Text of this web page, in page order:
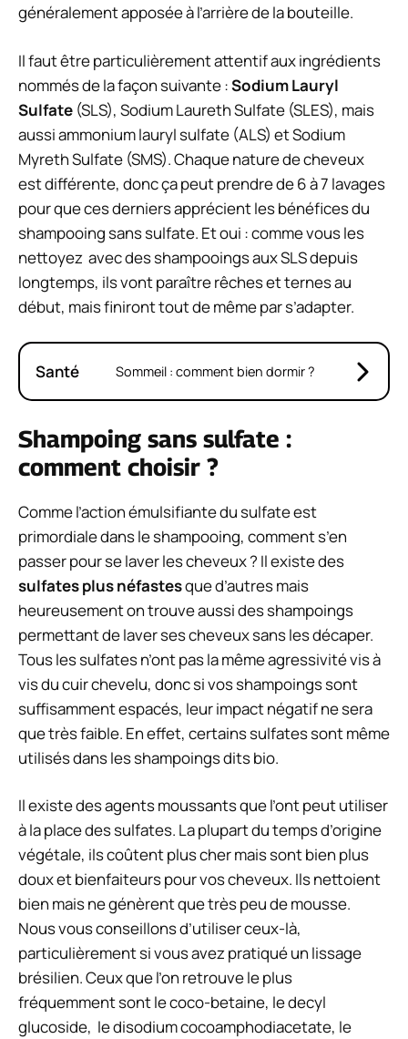
généralement apposée à l’arrière de la bouteille.
Il faut être particulièrement attentif aux ingrédients
nommés de la façon suivante :Sodium Lauryl
Sulfate (SLS), Sodium Laureth Sulfate (SLES), mais
aussi ammonium lauryl sulfate (ALS) et Sodium
Myreth Sulfate (SMS). Chaque nature de cheveux
est différente, donc ça peut prendre de 6 à 7 lavages
pour que ces derniers apprécient les bénéfices du
shampooing sans sulfate. Et oui : comme vous les
nettoyez avec des shampooings aux SLS depuis
longtemps, ils vont paraître rêches et ternes au
début, mais finiront tout de même par s’adapter.
Santé Sommeil : comment bien dormir ?
Shampoing sans sulfate :
comment choisir ?
Comme l’action émulsifiante du sulfate est
primordiale dans le shampooing, comment s’en
passer pour se laver les cheveux ? Il existe des
sulfates plus néfastesque d’autres mais
heureusement on trouve aussi des shampoings
permettant de laver ses cheveux sans les décaper.
Tous les sulfates n’ont pas la même agressivité vis à
vis du cuir chevelu, donc si vos shampoings sont
suffisamment espacés, leur impact négatif ne sera
que très faible. En effet, certains sulfates sont même
utilisés dans les shampoings dits bio.
Il existe des agents moussants que l’ont peut utiliser
à la place des sulfates. La plupart du temps d’origine
végétale, ils coûtent plus cher mais sont bien plus
doux et bienfaiteurs pour vos cheveux. Ils nettoient
bien mais ne génèrent que très peu de mousse.
Nous vous conseillons d’utiliser ceux-là,
particulièrement si vous avez pratiqué un lissage
brésilien. Ceux que l’on retrouve le plus
fréquemment sont le coco-betaine, le decyl
glucoside, le disodium cocoamphodiacetate, le